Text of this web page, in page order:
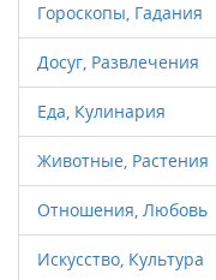
Гороскопы, Гадания
Досуг, Развлечения
Еда, Кулинария
Животные, Растения
Отношения, Любовь
Искусство, Культура